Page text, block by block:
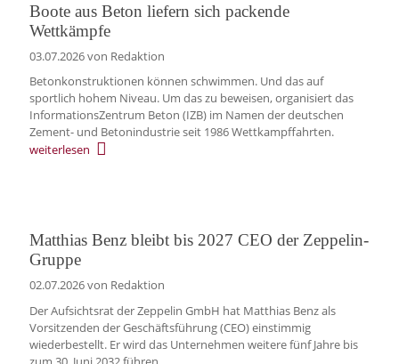
Boote aus Beton liefern sich packende
Wettkämpfe
03.07.2026von Redaktion
Betonkonstruktionen können schwimmen. Und das auf
sportlich hohem Niveau. Um das zu beweisen, organisiert das
InformationsZentrum Beton (IZB) im Namen der deutschen
Zement- und Betonindustrie seit 1986 Wettkampffahrten.
weiterlesen
Matthias Benz bleibt bis 2027 CEO der Zeppelin-
Gruppe
02.07.2026von Redaktion
Der Aufsichtsrat der Zeppelin GmbH hat Matthias Benz als
Vorsitzenden der Geschäftsführung (CEO) einstimmig
wiederbestellt. Er wird das Unternehmen weitere fünf Jahre bis